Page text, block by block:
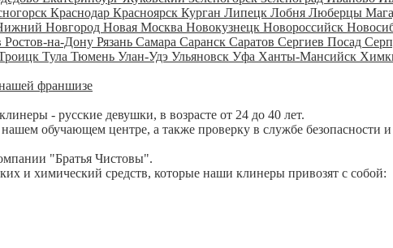
Краснодар Красноярск Курган Липецк Лобня Люберцы
Новгород Новая Москва Новокузнецк Новороссийск
Ростов-на-Дону Рязань Самара Саранск Саратов Сергиев Посад
Тула Тюмень Улан-Удэ Ульяновск Уфа Ханты-Мансийск
франшизе
- русские девушки, в возрасте от 24 до 40 лет.
обучающем центре, а также проверку в службе безопасности
"Братья Чистовы".
и химический средств, которые наши клинеры привозят с собой: